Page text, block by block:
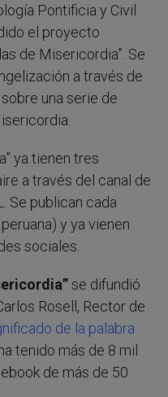
Pontificia y Civil
el proyecto
de Misericordia”. Se
a través de
una serie de
ya tienen tres
a través del canal de
Se publican cada
y ya vienen
sociales.
se difundió
Rosell, Rector de
de la palabra
tenido más de 8 mil
de más de 50